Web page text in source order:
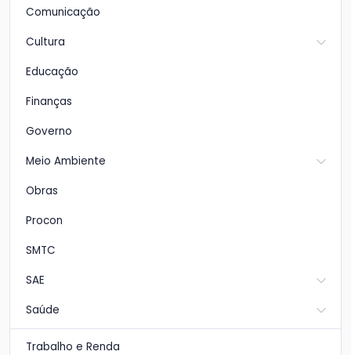
Comunicação
Cultura
Educação
Finanças
Governo
Meio Ambiente
Obras
Procon
SMTC
SAE
Saúde
Trabalho e Renda